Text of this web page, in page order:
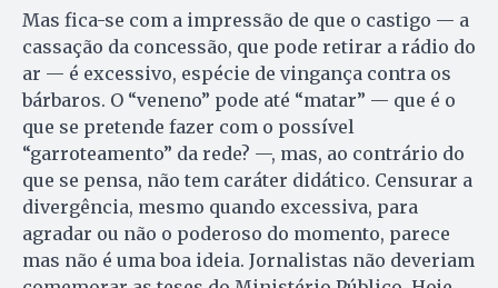
Mas fica-se com a impressão de que o castigo — a
cassação da concessão, que pode retirar a rádio do
ar — é excessivo, espécie de vingança contra os
bárbaros. O “veneno” pode até “matar” — que é o
que se pretende fazer com o possível
“garroteamento” da rede? —, mas, ao contrário do
que se pensa, não tem caráter didático. Censurar a
divergência, mesmo quando excessiva, para
agradar ou não o poderoso do momento, parece
mas não é uma boa ideia. Jornalistas não deveriam